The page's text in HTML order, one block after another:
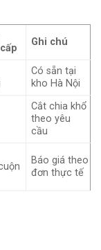
Ghi chú
Có sẵn tại
kho Hà Nội
Cắt chia khổ
theo yêu
cầu
Báo giá theo
đơn thực tế